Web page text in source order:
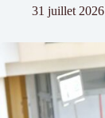
31 juillet 2026